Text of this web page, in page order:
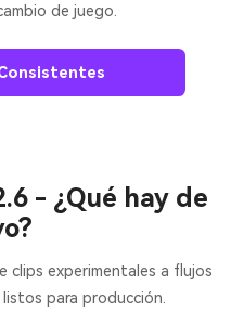
de juego.
- ¿Qué hay de
clips experimentales a flujos
para producción.
100 %